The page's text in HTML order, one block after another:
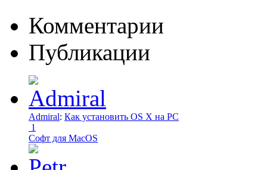
Комментарии
Публикации
Admiral: Как установить OS X на PC
1
Софт для MacOS